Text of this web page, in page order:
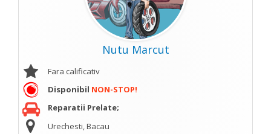
Nutu Marcut
Fara calificativ
Disponibil NON-STOP!
Reparatii Prelate;
Urechesti, Bacau